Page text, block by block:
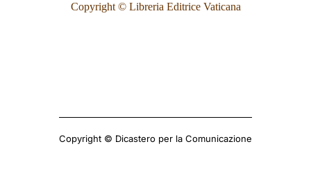
Copyright © Libreria Editrice Vaticana
Copyright © Dicastero per la Comunicazione